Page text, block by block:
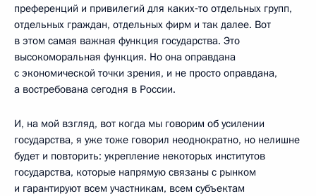
преференций и привилегий для каких‑то отдельных групп,
отдельных граждан, отдельных фирм и так далее. Вот
в этом самая важная функция государства. Это
высокоморальная функция. Но она оправдана
с экономической точки зрения, и не просто оправдана,
а востребована сегодня в России.
И, на мой взгляд, вот когда мы говорим об усилении
государства, я уже тоже говорил неоднократно, но нелишне
будет и повторить: укрепление некоторых институтов
государства, которые напрямую связаны с рынком
и гарантируют всем участникам, всем субъектам